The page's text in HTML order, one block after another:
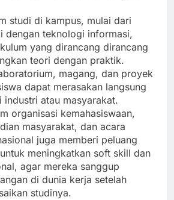
studi di kampus, mulai dari
dengan teknologi informasi,
yang dirancang dirancang
teori dengan praktik.
magang, dan proyek
dapat merasakan langsung
atau masyarakat.
organisasi kemahasiswaan,
masyarakat, dan acara
juga memberi peluang
meningkatkan soft skill dan
agar mereka sanggup
di dunia kerja setelah
studinya.